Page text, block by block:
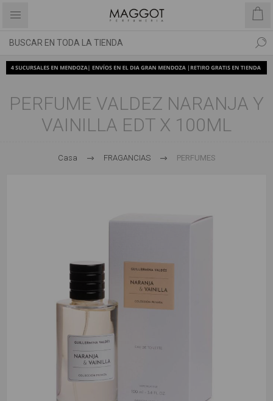
PERFUME VALDEZ NARANJA Y
VAINILLA EDT X 100ML
Casa FRAGANCIAS PERFUMES